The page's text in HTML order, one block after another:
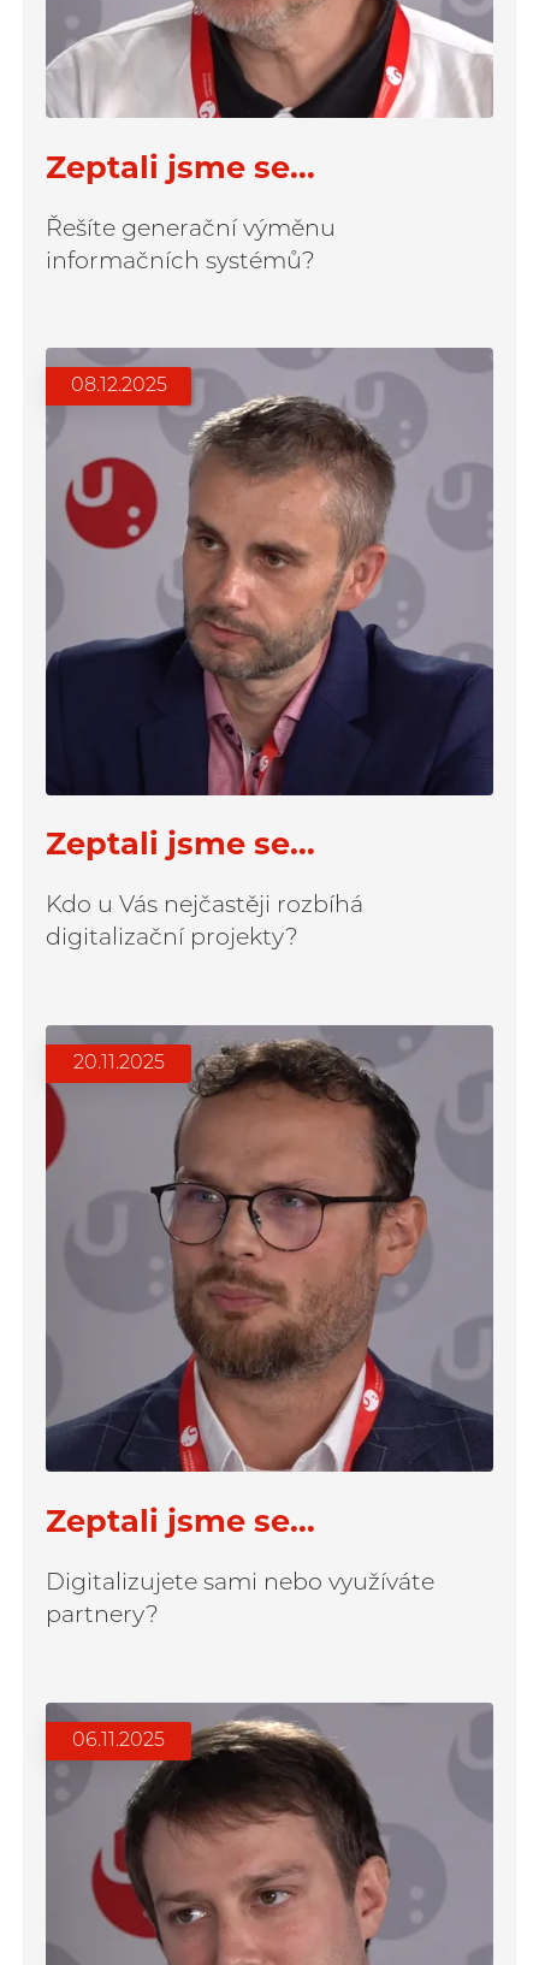
Zeptali jsme se...
Řešíte generační výměnu
informačních systémů?
08.12.2025
Zeptali jsme se...
Kdo u Vás nejčastěji rozbíhá
digitalizační projekty?
20.11.2025
Zeptali jsme se...
Digitalizujete sami nebo využíváte
partnery?
06.11.2025